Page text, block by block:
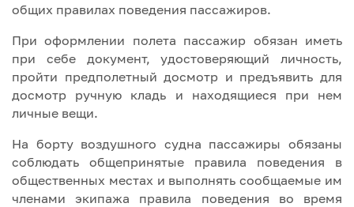
общих правилах поведения пассажиров.
При оформлении полета пассажир обязан иметь
при себе документ, удостоверяющий личность,
пройти предполетный досмотр и предъявить для
досмотр ручную кладь и находящиеся при нем
личные вещи.
На борту воздушного судна пассажиры обязаны
соблюдать общепринятые правила поведения в
общественных местах и выполнять сообщаемые им
членами экипажа правила поведения во время